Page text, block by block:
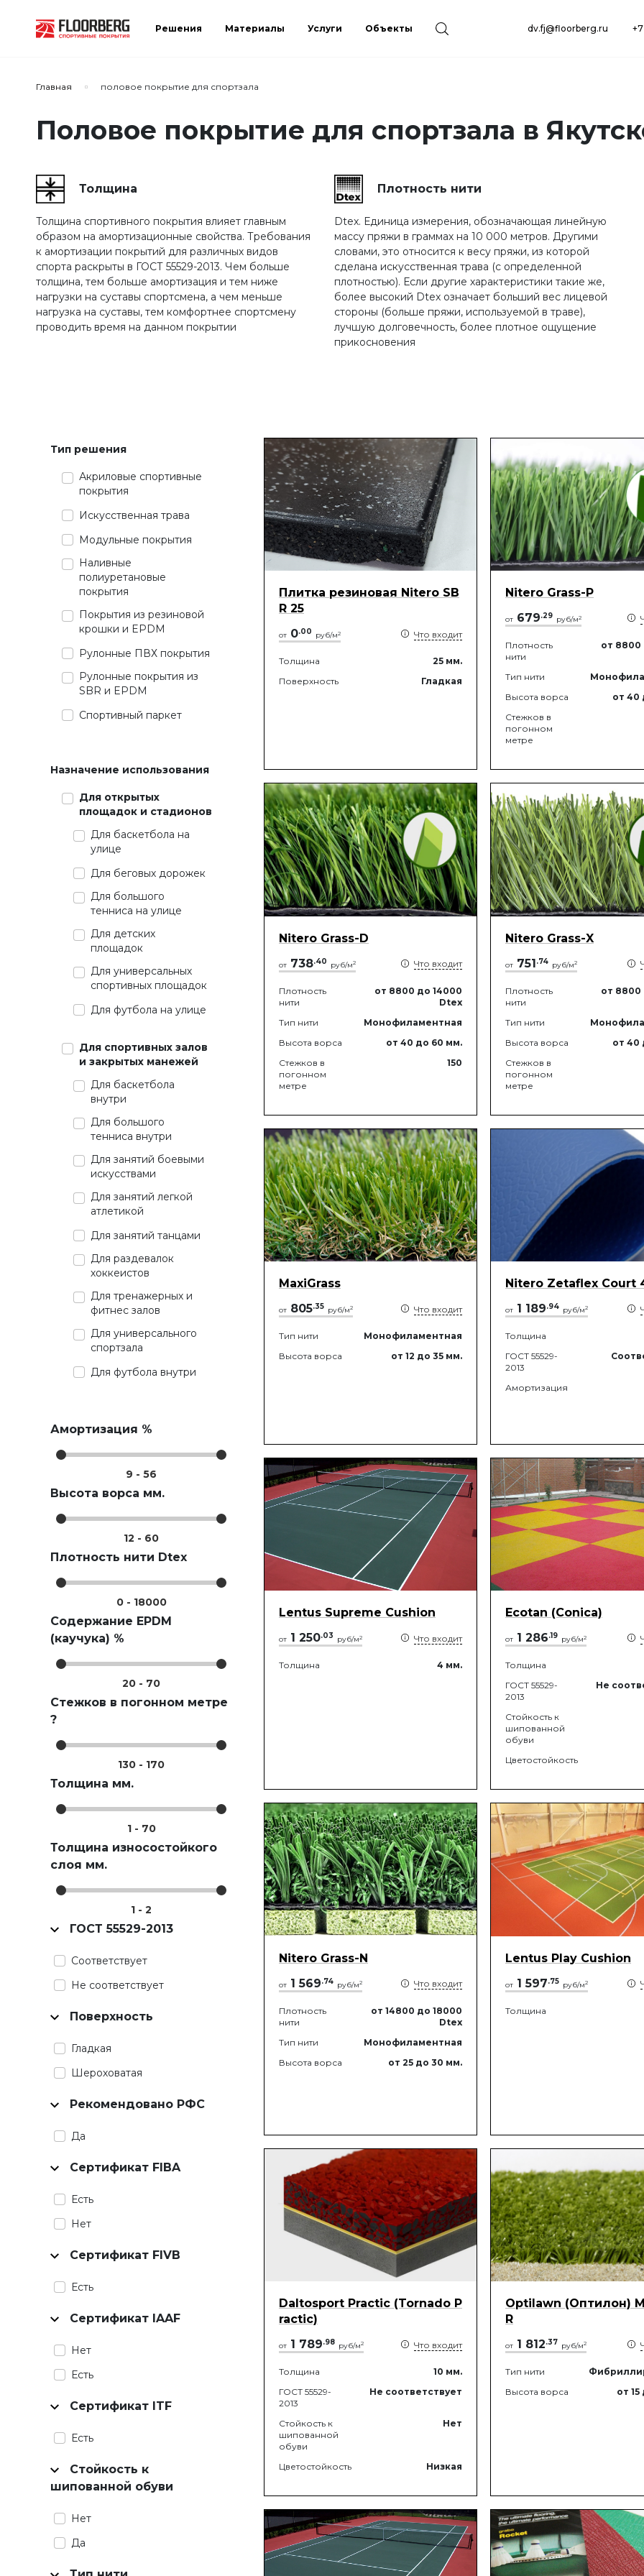
Решения Материалы Услуги Объекты dv.fj@floorberg.ru
Главная половое покрытие для спортзала
Половое покрытие для спортзала в
Толщина
Толщина спортивного покрытия влияет главным
образом на амортизационные свойства. Требования
к амортизации покрытий для различных видов
спорта раскрыты в ГОСТ 55529-2013. Чем больше
толщина, тем больше амортизация и тем ниже
нагрузки на суставы спортсмена, а чем меньше
нагрузка на суставы, тем комфортнее спортсмену
проводить время на данном покрытии
Плотность нити
Dtex. Единица измерения, обозначающая линейную
массу пряжи в граммах на 10 000 метров. Другими
словами, это относится к весу пряжи, из которой
сделана искусственная трава (с определенной
плотностью). Если другие характеристики такие же,
более высокий Dtex означает больший вес лицевой
стороны (больше пряжи, используемой в траве),
лучшую долговечность, более плотное ощущение
прикосновения
Тип решения
Акриловые спортивные
покрытия
Искусственная трава
Модульные покрытия
Наливные
полиуретановые
покрытия
Покрытия из резиновой
крошки и EPDM
Рулонные ПВХ покрытия
Рулонные покрытия из
SBR и EPDM
Спортивный паркет
Назначение использования
Для открытых
площадок и стадионов
Для баскетбола на
улице
Для беговых дорожек
Для большого
тенниса на улице
Для детских
площадок
Для универсальных
спортивных площадок
Для футбола на улице
Для спортивных залов
и закрытых манежей
Для баскетбола
внутри
Для большого
тенниса внутри
Для занятий боевыми
искусствами
Для занятий легкой
атлетикой
Для занятий танцами
Для раздевалок
хоккеистов
Для тренажерных и
фитнес залов
Для универсального
спортзала
Для футбола внутри
Амортизация %
9 - 56
Высота ворса мм.
12 - 60
Плотность нити Dtex
0- 18000
Содержание EPDM
(каучука) %
20 - 70
Стежков в погонном метре
?
130 - 170
Толщина мм.
1- 70
Толщина износостойкого
слоя мм.
1 - 2
ГОСТ 55529-2013
Соответствует
Не соответствует
Поверхность
Гладкая
Шероховатая
Рекомендовано РФС
Да
Сертификат FIBA
Есть
Нет
Сертификат FIVB
Есть
Сертификат IAAF
Нет
Есть
Сертификат ITF
Есть
Стойкость к
шипованной обуви
Нет
Да
Сортировать по:
Сбросить Применить
Плитка резиновая Nitero SB
R 25
от 0.00 руб/м2 Что входит
Толщина 25 мм.
Поверхность
Гладкая
Nitero Grass-P
от 679.29 руб/м2
Плотность
нити
от 8800
Тип нити
Высота ворса
от 40
Стежков в
погонном
метре
Nitero Grass-D
от 738.40 руб/м2 Что входит
Плотность
нити
от 8800 до 14000
Dtex
Тип нити
Монофиламентная
Высота ворса
от 40 до 60 мм.
Стежков в
погонном
метре
150
Nitero Grass-X
от 751.74 руб/м2
Плотность
нити
от 8800
Тип нити
Высота ворса
от 40
Стежков в
погонном
метре
MaxiGrass
от 805.35 руб/м2 Что входит
Тип нити
Монофиламентная
Высота ворса
от 12 до 35 мм.
Nitero Zetaflex Court
от 1 189.94 руб/м2
Толщина
ГОСТ 55529-
2013
Амортизация
Lentus Supreme Cushion
от 1 250.03 руб/м2 Что входит
Толщина 4 мм.
Ecotan (Conica)
от 1 286.19 руб/м2
Толщина
ГОСТ 55529-
2013
Не
Стойкость к
шипованной
обуви
Цветостойкость
Nitero Grass-N
от 1 569.74 руб/м2 Что входит
Плотность
нити
от 14800 до 18000
Dtex
Тип нити
Монофиламентная
Высота ворса
от 25 до 30 мм.
Lentus Play Cushion
от 1 597.75 руб/м2
Толщина
Daltosport Practic (Tornado P
ractic)
от 1 789.98 руб/м2 Что входит
Толщина 10 мм.
ГОСТ 55529-
2013
Не соответствует
Стойкость к
шипованной
обуви
Нет
Цветостойкость Низкая
Optilawn (Оптилон)
R
от 1 812.37 руб/м2
Тип нити
Высота ворса
от 15